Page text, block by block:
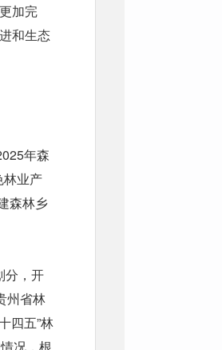
加完
和生态
年森
林业产
森林乡
分，开
州省林
四五”林